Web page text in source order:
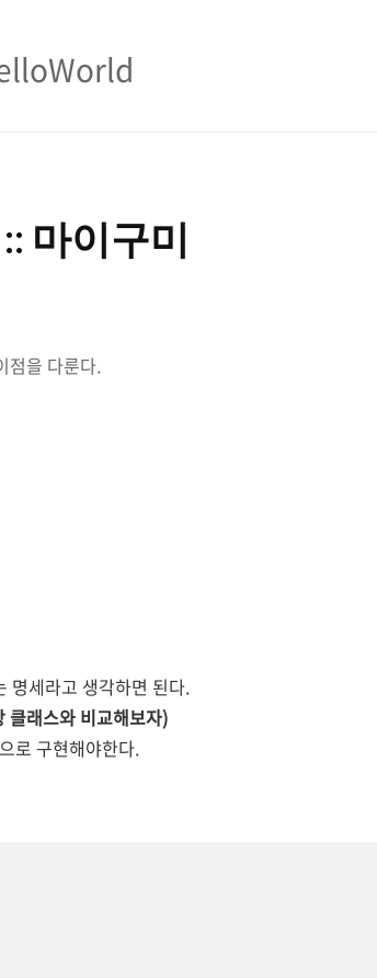
마이구미
점을 다룬다.
명세라고 생각하면 된다.
클래스와 비교해보자)
로 구현해야한다.